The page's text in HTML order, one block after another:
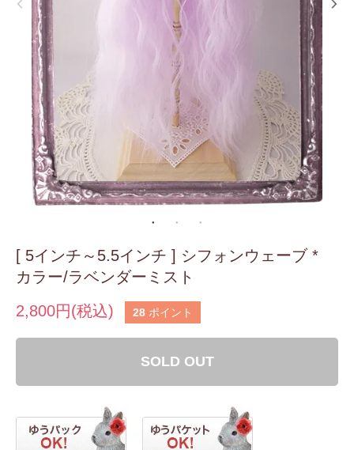
[ 5インチ～5.5インチ ] シフォンウェーブ *
カラー/ラベンダーミスト
2,800円(税込)
28 ポイント
SOLD OUT